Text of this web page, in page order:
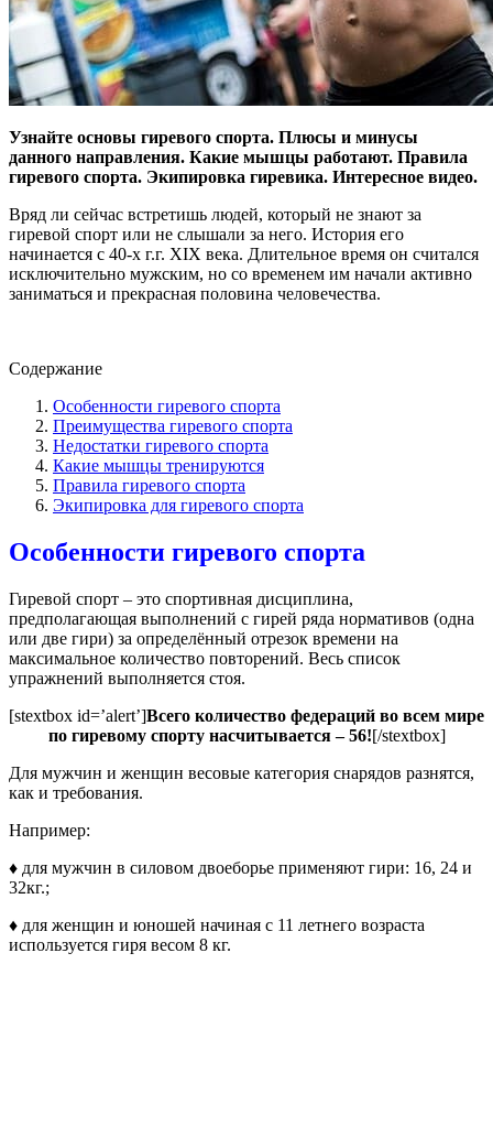
Узнайте основы гиревого спорта. Плюсы и минусы
данного направления. Какие мышцы работают. Правила
гиревого спорта. Экипировка гиревика. Интересное видео.
Вряд ли сейчас встретишь людей, который не знают за
гиревой спорт или не слышали за него. История его
начинается с 40-х г.г. XIX века. Длительное время он считался
исключительно мужским, но со временем им начали активно
заниматься и прекрасная половина человечества.
Содержание
Особенности гиревого спорта
Преимущества гиревого спорта
Недостатки гиревого спорта
Какие мышцы тренируются
Правила гиревого спорта
Экипировка для гиревого спорта
Особенности гиревого спорта
Гиревой спорт – это спортивная дисциплина,
предполагающая выполнений с гирей ряда нормативов (одна
или две гири) за определённый отрезок времени на
максимальное количество повторений. Весь список
упражнений выполняется стоя.
[stextbox id=’alert’]Всего количество федераций во всем мире
по гиревому спорту насчитывается – 56![/stextbox]
Для мужчин и женщин весовые категория снарядов разнятся,
как и требования.
Например:
♦ для мужчин в силовом двоеборье применяют гири: 16, 24 и
32кг.;
♦ для женщин и юношей начиная с 11 летнего возраста
используется гиря весом 8 кг.